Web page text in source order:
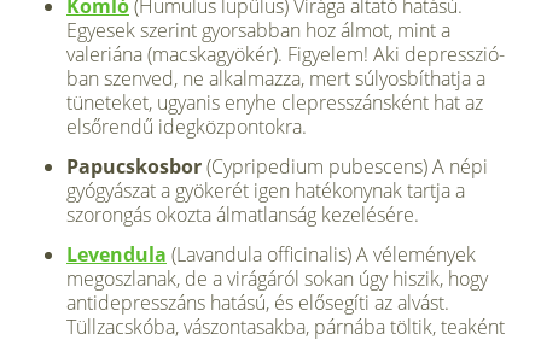
Komló(Humulus lupülus) Virága altató hatású.
Egyesek szerint gyorsab­ban hoz álmot, mint a
valeriána (macskagyökér). Figyelem! Aki depresszió­
ban szenved, ne alkalmazza, mert súlyosbíthatja a
tüneteket, ugyanis enyhe clepresszánsként hat az
elsőrendű idegközpontokra.
Papucskosbor(Cypripedium pubescens) A népi
gyógyászat a gyökerét igen hatékonynak tartja a
szorongás okozta álmatlanság kezelésére.
Levendula (Lavandula officinalis) A vélemények
megoszlanak, de a virá­gáról sokan úgy hiszik, hogy
antidepresszáns hatású, és elősegíti az alvást.
Tüllzacskóba, vászontasakba, párnába töltik, teaként